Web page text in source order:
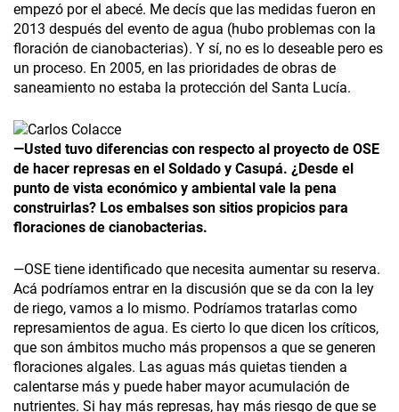
empezó por el abecé. Me decís que las medidas fueron en
2013 después del evento de agua (hubo problemas con la
floración de cianobacterias). Y sí, no es lo deseable pero es
un proceso. En 2005, en las prioridades de obras de
saneamiento no estaba la protección del Santa Lucía.
—Usted tuvo diferencias con respecto al proyecto de OSE
de hacer represas en el Soldado y Casupá. ¿Desde el
punto de vista económico y ambiental vale la pena
construirlas? Los embalses son sitios propicios para
floraciones de cianobacterias.
—OSE tiene identificado que necesita aumentar su reserva.
Acá podríamos entrar en la discusión que se da con la ley
de riego, vamos a lo mismo. Podríamos tratarlas como
represamientos de agua. Es cierto lo que dicen los críticos,
que son ámbitos mucho más propensos a que se generen
floraciones algales. Las aguas más quietas tienden a
calentarse más y puede haber mayor acumulación de
nutrientes. Si hay más represas, hay más riesgo de que se